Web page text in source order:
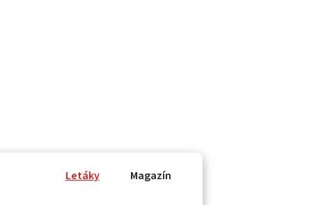
Letáky Magazín